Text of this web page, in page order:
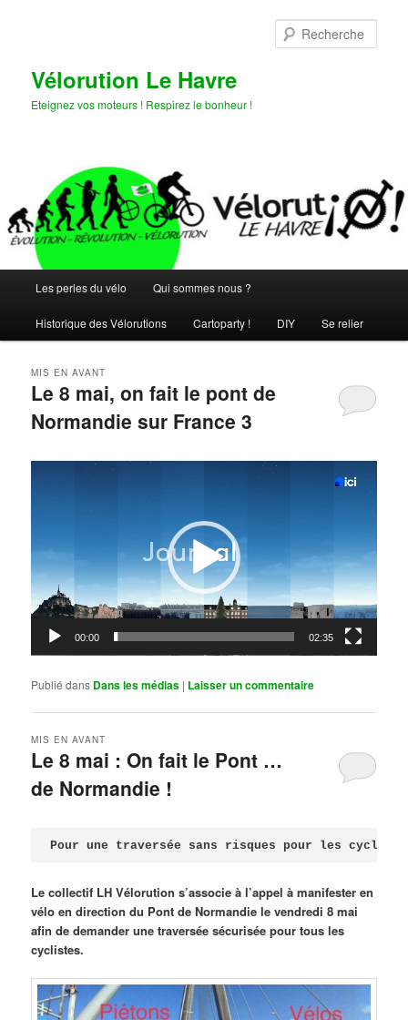
Vélorution Le Havre
Eteignez vos moteurs ! Respirez le bonheur !
principal
Les perles du vélo Qui sommes nous ?
Historique des Vélorutions Cartoparty ! DIY Se relier
Le 8 mai, on fait le pont de
Normandie sur France 3
MIS EN AVANT
00:00 02:35
Publié dans Dans les médias | Laisser un commentaire
Le 8 mai : On fait le Pont …
de Normandie !
MIS EN AVANT
Pour une traversée sans risques pour les
Le collectif LH Vélorution s’associe à l’appel à manifester en
vélo en direction du Pont de Normandie le vendredi 8 mai
afin de demander une traversée sécurisée pour tous les
cyclistes.